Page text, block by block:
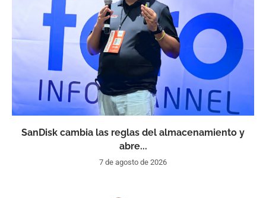
SanDisk cambia las reglas del almacenamiento y
abre...
7 de agosto de 2026